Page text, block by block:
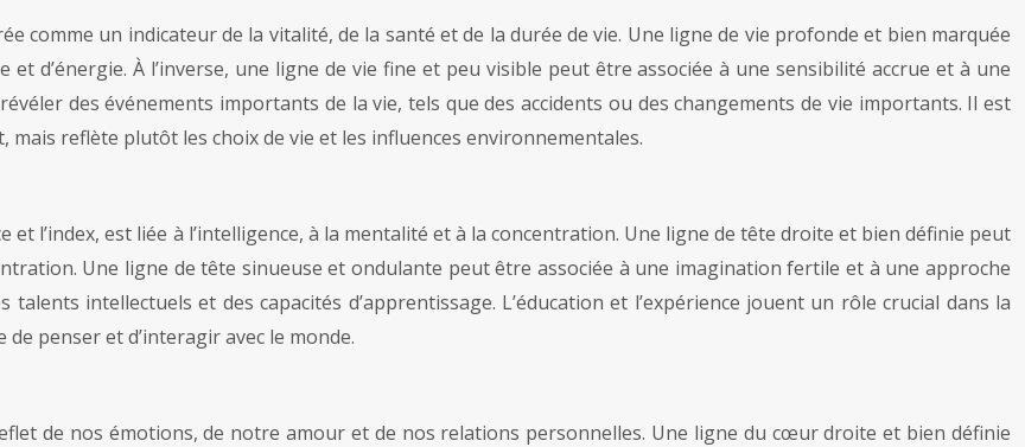
comme un indicateur de la vitalité, de la santé et de la durée de vie. Une ligne de vie profonde et bien marquée
d’énergie. À l’inverse, une ligne de vie fine et peu visible peut être associée à une sensibilité accrue et à une
des événements importants de la vie, tels que des accidents ou des changements de vie importants. Il est
reflète plutôt les choix de vie et les influences environnementales.
l’index, est liée à l’intelligence, à la mentalité et à la concentration. Une ligne de tête droite et bien définie peut
Une ligne de tête sinueuse et ondulante peut être associée à une imagination fertile et à une approche
intellectuels et des capacités d’apprentissage. L’éducation et l’expérience jouent un rôle crucial dans la
penser et d’interagir avec le monde.
de nos émotions, de notre amour et de nos relations personnelles. Une ligne du cœur droite et bien définie